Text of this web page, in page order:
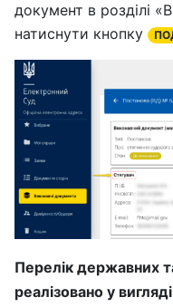
документ в розділі
натиснути кнопку
Перелік державних
реалізовано у